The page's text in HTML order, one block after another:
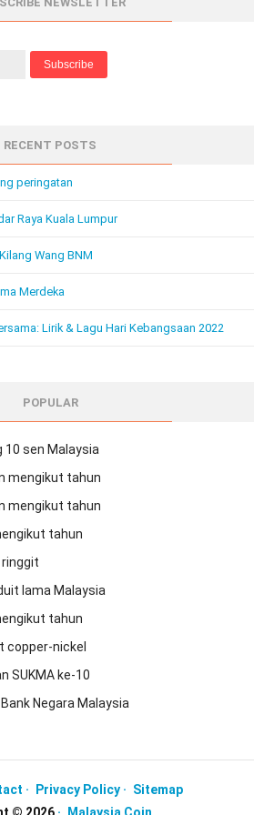
RECENT POSTS
peringatan
Raya Kuala Lumpur
Wang BNM
Merdeka
Lirik & Lagu Hari Kebangsaan 2022
POPULAR
10 sen Malaysia
mengikut tahun
mengikut tahun
tahun
ringgit
lama Malaysia
tahun
copper-nickel
SUKMA ke-10
Negara Malaysia
Privacy Policy
Sitemap